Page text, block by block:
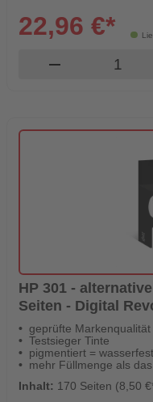
22,96 €*
remove
HP 301 -
Seiten - Digital
geprüfte Markenqualität
Testsieger Tinte
pigmentiert = wasserfest
mehr Füllmenge als
Inhalt: 170 Seiten (8,50